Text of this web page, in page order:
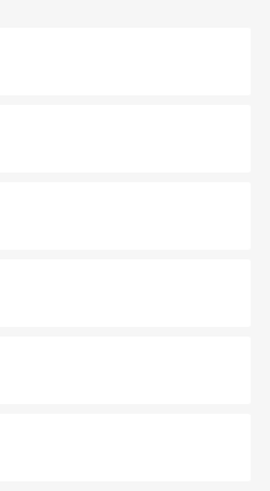
風情を楽しめる外せないスポット